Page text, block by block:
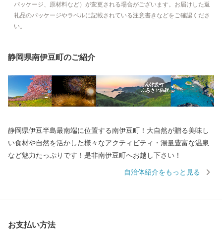
パッケージ、原材料など）が変更される場合がございます。お届けした返
礼品のパッケージやラベルに記載されている注意書きなどをご確認くださ
い。
静岡県南伊豆町のご紹介
静岡県伊豆半島最南端に位置する南伊豆町！大自然が贈る美味し
い食材や自然を活かした様々なアクティビティ・湯量豊富な温泉
など魅力たっぷりです！是非南伊豆町へお越し下さい！
自治体紹介をもっと見る
お支払い方法